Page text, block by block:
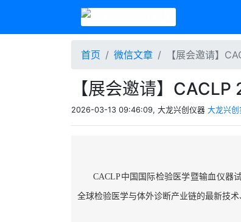
首页 微信文章 【展会邀请】
【展会邀请】
2026-03-13 09:46:09, 大龙兴创仪器 大龙兴创
CACLP中国国际检验医学暨输血仪器
全球检验医学与体外诊断产业链的最新技术